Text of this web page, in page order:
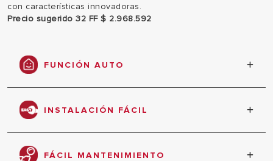
con características innovadoras.
Precio sugerido 32 FF $ 2.968.592
FUNCIÓN AUTO
Máximo confort, eficiencia energética y ahorro.
Ajusta la temperatura de envío automáticamente
según la temperatura exterior y la temperatura de
INSTALACIÓN FÁCIL
Tiempo de instalación y procesos optimizados en
cooperación con expertos y profesionales
FÁCIL MANTENIMIENTO